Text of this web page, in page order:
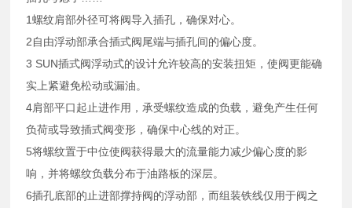
1螺纹肩部外径可将阀导入插孔，确保对心。
2自由浮动部承合插式阀尾端与插孔间的偏心度。
3 SUN插式阀浮动式的设计允许较高的安装扭矩，使阀更能确
实上紧避免松动或漏油。
4肩部平口起止进作用，承受螺纹造成的负载，避免产生任何
负荷或导致插式阀变形，确保中心线的对正。
5将螺纹置于中位使阀获得最大的流量能力减少偏心度的影
响，并将螺纹负载分布于油路板的深层。
6插孔底部的止进部撑持阀的浮动部，而组装铁线仅用于阀之